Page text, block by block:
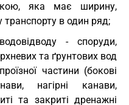
яка має ширину,
в один ряд;
- споруди,
та ґрунтових вод
частини (бокові
нагірні канави,
та закриті дренажні